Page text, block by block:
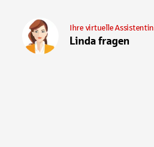
Linda fragen
Ihre virtuelle Assistentin